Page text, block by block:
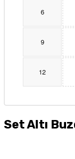
6
9
12
Set Altı